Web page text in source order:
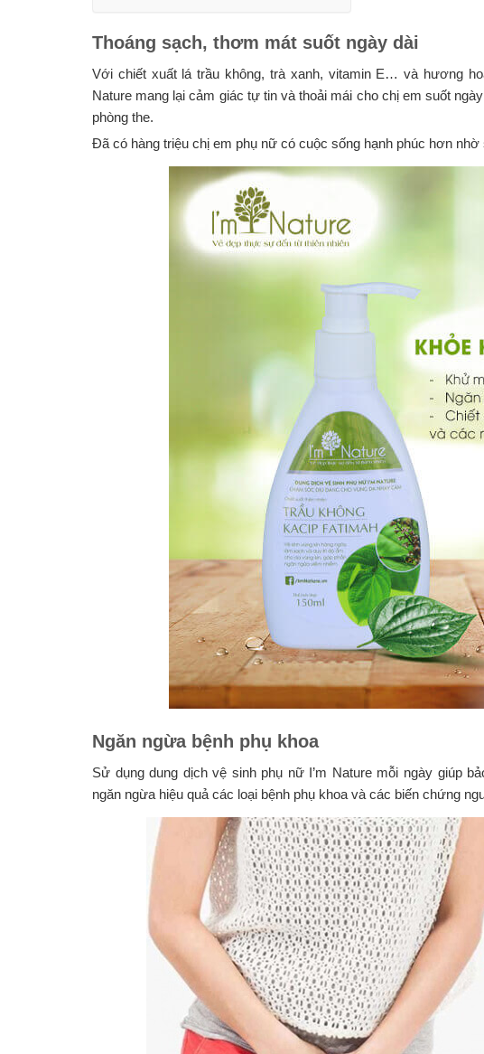
Thoáng sạch, thơm mát suốt ngày dài
Với chiết xuất lá trầu không, trà xanh, vitamin E… và hương
Nature mang lại cảm giác tự tin và thoải mái cho chị em suốt
phòng the.
Đã có hàng triệu chị em phụ nữ có cuộc sống hạnh phúc hơn
Ngăn ngừa bệnh phụ khoa
Sử dụng dung dịch vệ sinh phụ nữ I’m Nature mỗi ngày giúp
ngăn ngừa hiệu quả các loại bệnh phụ khoa và các biến chứng